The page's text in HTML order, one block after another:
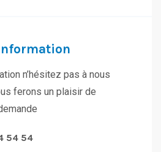
n’hésitez pas à nous
ferons un plaisir de
54 54